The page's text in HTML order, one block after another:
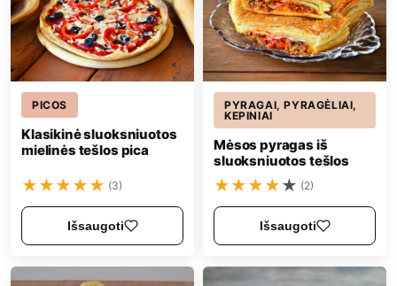
PICOS
Klasikinė sluoksniuotos
mielinės tešlos pica
★★★★★ (3)
Išsaugoti
PYRAGAI, PYRAGĖLIAI,
KEPINIAI
Mėsos pyragas iš
sluoksniuotos tešlos
★★★★★ (2)
Išsaugoti